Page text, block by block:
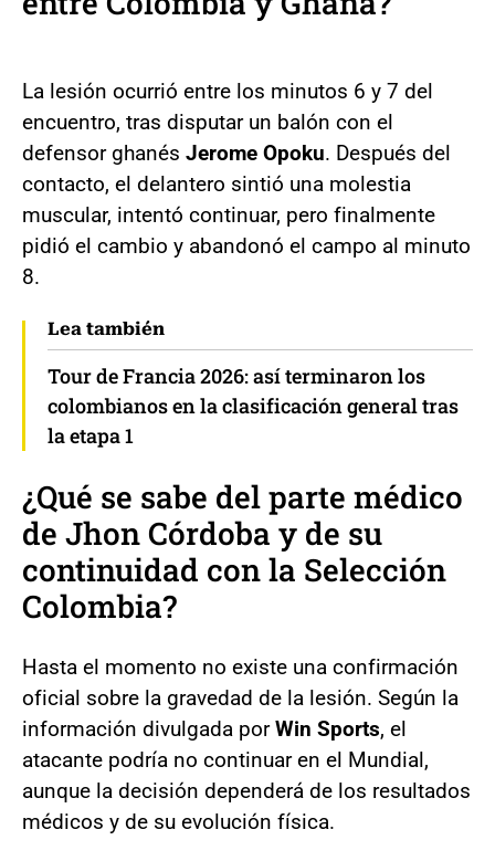
La lesión ocurrió entre los minutos 6 y 7 del
encuentro, tras disputar un balón con el
defensor ghanés Jerome Opoku. Después del
contacto, el delantero sintió una molestia
muscular, intentó continuar, pero finalmente
pidió el cambio y abandonó el campo al minuto
8.
Lea también
Tour de Francia 2026: así terminaron los
colombianos en la clasificación general tras
la etapa 1
¿Qué se sabe delparte médico
de Jhon Córdoba y de su
continuidad con la Selección
Colombia?
Hasta el momento no existe una confirmación
oficial sobre la gravedad de la lesión. Según la
información divulgada porWin Sports, el
atacante podría no continuar en el Mundial,
aunque la decisión dependerá de los resultados
médicos y de su evolución física.